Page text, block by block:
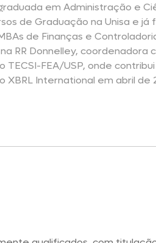
em Administração e
de Graduação na Unisa e
de Finanças e
Donnelley, coordenadora
FEA/USP, onde
International em abril de